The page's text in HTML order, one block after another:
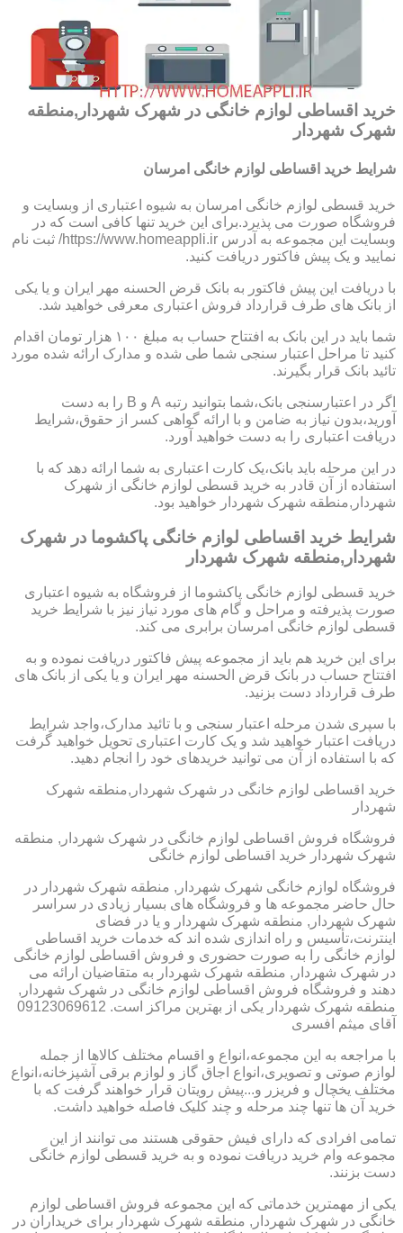
خرید اقساطی لوازم خانگی در شهرک شهردار,منطقه
شهرک شهردار
شرایط خرید اقساطی لوازم خانگی امرسان
خرید قسطی لوازم خانگی امرسان به شیوه اعتباری از وبسایت و
فروشگاه صورت می پذیرد.برای این خرید تنها کافی است که در
وبسایت این مجموعه به آدرس https://www.homeappli.ir/ ثبت نام
نمایید و یک پیش فاکتور دریافت کنید.
با دریافت این پیش فاکتور به بانک قرض الحسنه مهر ایران و یا یکی
از بانک های طرف قرارداد فروش اعتباری معرفی خواهید شد.
شما باید در این بانک به افتتاح حساب به مبلغ ۱۰۰ هزار تومان اقدام
کنید تا مراحل اعتبار سنجی شما طی شده و مدارک ارائه شده مورد
تائید بانک قرار بگیرند.
اگر در اعتبارسنجی بانک،شما بتوانید رتبه A و B را به دست
آورید،بدون نیاز به ضامن و با ارائه گواهی کسر از حقوق،شرایط
دریافت اعتباری را به دست خواهید آورد.
در این مرحله باید بانک،یک کارت اعتباری به شما ارائه دهد که با
استفاده از آن قادر به خرید قسطی لوازم خانگی از شهرک
شهردار,منطقه شهرک شهردار خواهید بود.
شرایط خرید اقساطی لوازم خانگی پاکشوما در شهرک
شهردار,منطقه شهرک شهردار
خرید قسطی لوازم خانگی پاکشوما از فروشگاه به شیوه اعتباری
صورت پذیرفته و مراحل و گام های مورد نیاز نیز با شرایط خرید
قسطی لوازم خانگی امرسان برابری می کند.
برای این خرید هم باید از مجموعه پیش فاکتور دریافت نموده و به
افتتاح حساب در بانک قرض الحسنه مهر ایران و یا یکی از بانک های
طرف قرارداد دست بزنید.
با سپری شدن مرحله اعتبار سنجی و با تائید مدارک،واجد شرایط
دریافت اعتبار خواهید شد و یک کارت اعتباری تحویل خواهید گرفت
که با استفاده از آن می توانید خریدهای خود را انجام دهید.
خرید اقساطی لوازم خانگی در شهرک شهردار,منطقه شهرک
شهردار
فروشگاه فروش اقساطی لوازم خانگی در شهرک شهردار, منطقه
شهرک شهردار خرید اقساطی لوازم خانگی
فروشگاه لوازم خانگی شهرک شهردار, منطقه شهرک شهردار در
حال حاضر مجموعه ها و فروشگاه های بسیار زیادی در سراسر
شهرک شهردار, منطقه شهرک شهردار و یا در فضای
اینترنت،تأسیس و راه اندازی شده اند که خدمات خرید اقساطی
لوازم خانگی را به صورت حضوری و فروش اقساطی لوازم خانگی
در شهرک شهردار, منطقه شهرک شهردار به متقاضیان ارائه می
دهند و فروشگاه فروش اقساطی لوازم خانگی در شهرک شهردار,
منطقه شهرک شهردار یکی از بهترین مراکز است. 09123069612
آقای میثم افسری
با مراجعه به این مجموعه،انواع و اقسام مختلف کالاها از جمله
لوازم صوتی و تصویری،انواع اجاق گاز و لوازم برقی آشپزخانه،انواع
مختلف یخچال و فریزر و...پیش رویتان قرار خواهند گرفت که با
خرید آن ها تنها چند مرحله و چند کلیک فاصله خواهید داشت.
تمامی افرادی که دارای فیش حقوقی هستند می توانند از این
مجموعه وام خرید دریافت نموده و به خرید قسطی لوازم خانگی
دست بزنند.
یکی از مهمترین خدماتی که این مجموعه فروش اقساطی لوازم
خانگی در شهرک شهردار, منطقه شهرک شهردار برای خریداران در